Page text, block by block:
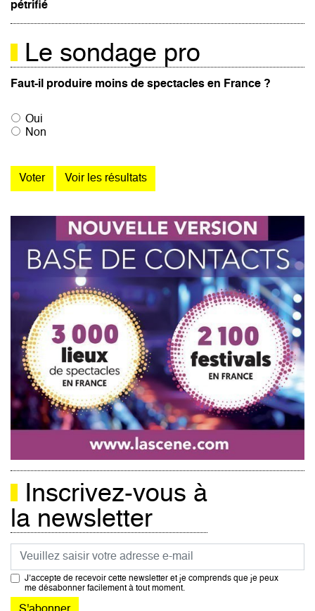
pétrifié
Le sondage pro
Faut-il produire moins de spectacles en France ?
Oui
Non
Inscrivez-vous à
la newsletter
Courriel
J’accepte de recevoir cette newsletter et je comprends que je peux
me désabonner facilement à tout moment.